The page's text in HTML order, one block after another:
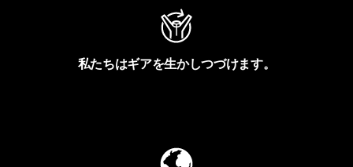
私たちはギアを生かしつづけます。